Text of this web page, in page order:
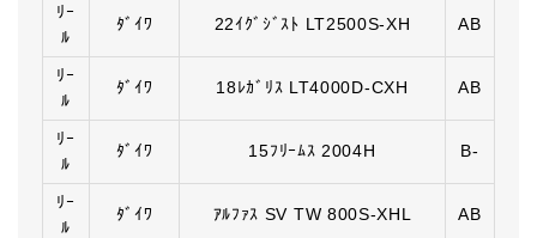
ﾘｰ
ﾙ
ﾀﾞｲﾜ 22ｲｸﾞｼﾞｽﾄ LT2500S-XH AB
ﾘｰ
ﾙ
ﾀﾞｲﾜ 18ﾚｶﾞﾘｽ LT4000D-CXH AB
ﾘｰ
ﾙ
ﾀﾞｲﾜ 15ﾌﾘｰﾑｽ 2004H B-
ﾘｰ
ﾙ
ﾀﾞｲﾜ ｱﾙﾌｧｽ SV TW 800S-XHL AB